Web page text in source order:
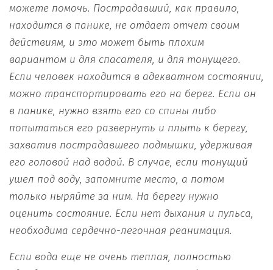
можете помочь. Пострадавший, как правило,
находится в панике, не отдает отчет своим
действиям, и это может быть плохим
вариантом и для спасателя, и для тонущего.
Если человек находится в адекватном состоянии,
можно транспортировать его на берег. Если он
в панике, нужно взять его со спины либо
попытаться его развернуть и плыть к берегу,
захватив пострадавшего подмышки, удерживая
его головой над водой. В случае, если тонущий
ушел под воду, запомните место, а потом
только ныряйте за ним. На берегу нужно
оценить состояние. Если нет дыхания и пульса,
необходима сердечно-легочная реанимация.
Если вода еще не очень теплая, полностью